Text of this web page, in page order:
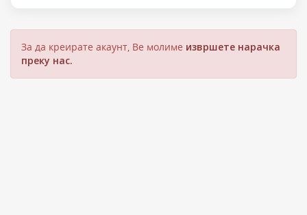
За да креирате акаунт, Ве молиме извршете нарачка
преку нас.